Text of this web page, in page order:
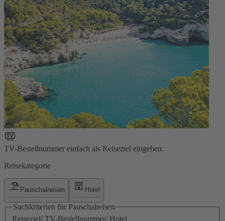
TV-Bestellnummer einfach als Reiseziel eingeben.
Reisekategorie
Pauschalreisen Hotel
Suchkriterien für Pauschalreisen
Reiseziel/ TV-Bestellnummer/ Hotel